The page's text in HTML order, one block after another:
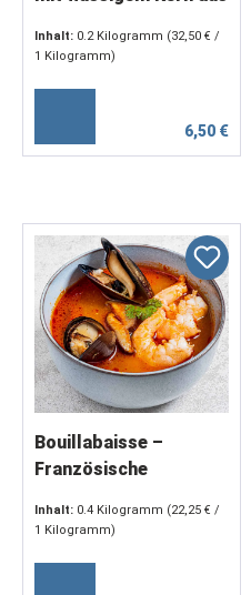
Schokolade (2 x 100 g)
Inhalt: 0.2 Kilogramm (32,50 € /
1 Kilogramm)
6,50 €
Bouillabaisse –
Französische
Fenchel und Safran (2
Inhalt: 0.4 Kilogramm (22,25 € /
1 Kilogramm)